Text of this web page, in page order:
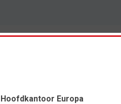
Hoofdkantoor Europa